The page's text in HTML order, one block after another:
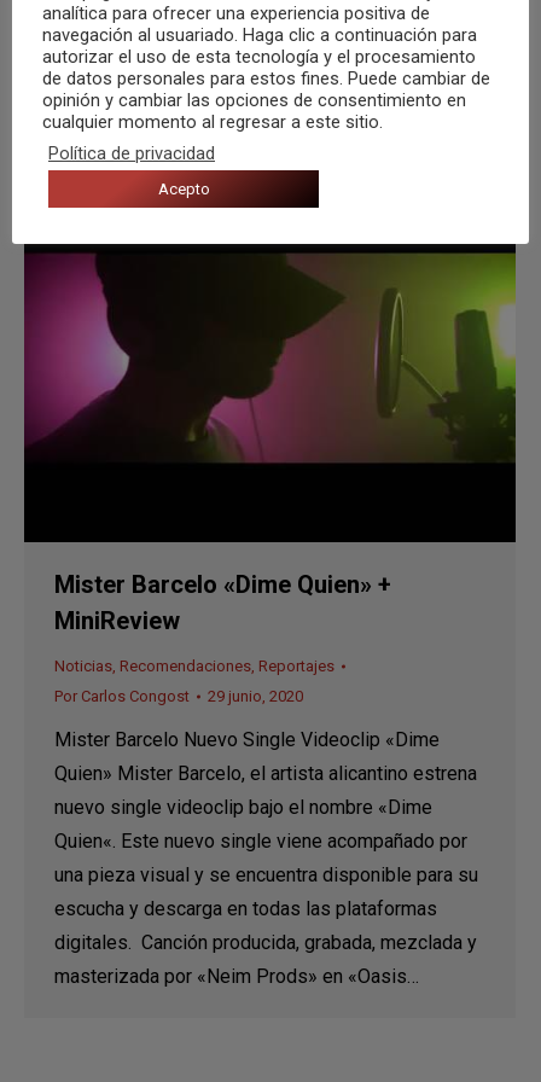
encuentra disponible para su escucha y descarga
en todas las plataformas digitales. Canción
producida, grabada, mezclada y masterizada por
«Neim Prods» en «Oasis Studios…
Mister Barcelo «Dime Quien» +
MiniReview
Noticias, Recomendaciones, Reportajes
Por Carlos Congost 29 junio, 2020
Mister Barcelo Nuevo Single Videoclip «Dime
Quien» Mister Barcelo, el artista alicantino estrena
nuevo single videoclip bajo el nombre «Dime
Quien«. Este nuevo single viene acompañado por
una pieza visual y se encuentra disponible para su
escucha y descarga en todas las plataformas
digitales. Canción producida, grabada, mezclada y
masterizada por «Neim Prods» en «Oasis…
analítica para ofrecer una experiencia positiva de
navegación al usuariado. Haga clic a continuación para
autorizar el uso de esta tecnología y el procesamiento
de datos personales para estos fines. Puede cambiar de
opinión y cambiar las opciones de consentimiento en
cualquier momento al regresar a este sitio.
Política de privacidad
Acepto